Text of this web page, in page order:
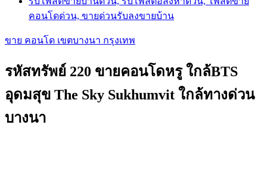
คอนโดด่วน, ขายด่วนรับลงขายบ้าน
ขาย คอนโด เขตบางนา กรุงเทพ
รหัสทรัพย์ 220 ขายคอนโดหรู ใกล้BTS
อุดมสุข The Sky Sukhumvit ใกล้ทางด่วน
บางนา